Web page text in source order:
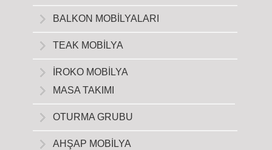
BALKON MOBİLYALARI
TEAK MOBİLYA
İROKO MOBİLYA
MASA TAKIMI
OTURMA GRUBU
AHŞAP MOBİLYA